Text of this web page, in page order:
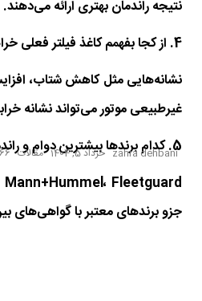
نتیجه راندمان بهتری ارائه می‌دهند.
4. از کجا بفهمم کاغذ فیلتر فعلی خراب شده است؟
نشانه‌هایی مثل کاهش شتاب،
غیرطبیعی موتور می‌تواند نشانه
5. کدام برندها بیشترین دوام و راندمان را دارند؟
جزو برندهای معتبر با گواهی‌های
zahra dehbani خرداد 5, 1404 مقالات 366